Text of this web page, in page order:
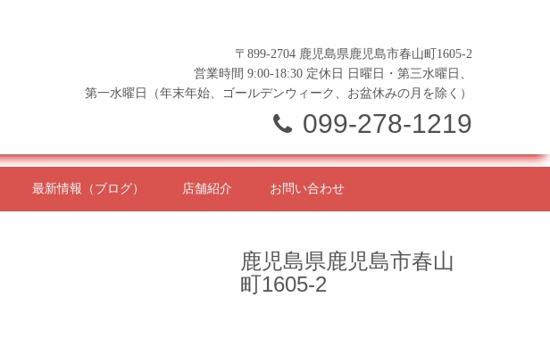
〒899-2704 鹿児島県鹿児島市春山町1605-2
営業時間 9:00-18:30 定休日 日曜日・第三水曜日、
第一水曜日（年末年始、ゴールデンウィーク、お盆休みの月を除く）
099-278-1219
最新情報（ブログ） 店舗紹介 お問い合わせ
鹿児島県鹿児島市春山
町1605-2